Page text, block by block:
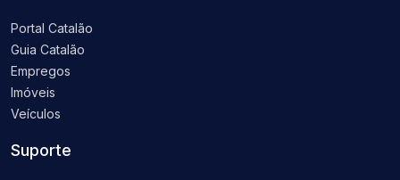
Portal Catalão
Guia Catalão
Empregos
Imóveis
Veículos
Suporte